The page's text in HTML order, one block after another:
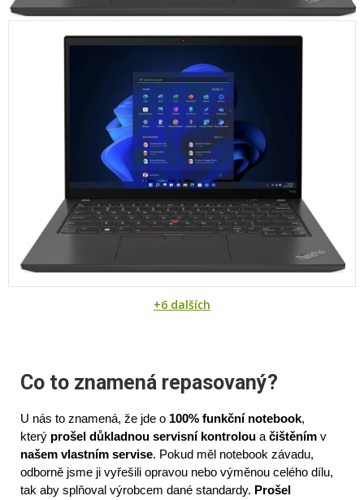
+6 dalších
Co to znamená repasovaný?
U nás to znamená, že jde o 100% funkční notebook,
který prošel důkladnou servisní kontrolou a čištěním v
našem vlastním servise. Pokud měl notebook závadu,
odborně jsme ji vyřešili opravou nebo výměnou celého dílu,
tak aby splňoval výrobcem dané standardy. Prošel